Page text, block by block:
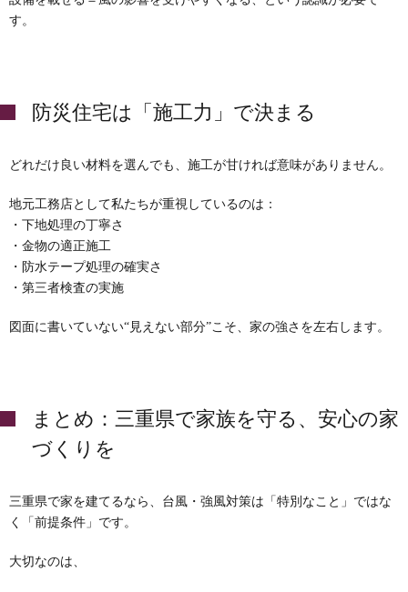
す。
防災住宅は「施工力」で決まる
どれだけ良い材料を選んでも、施工が甘ければ意味がありません。
地元工務店として私たちが重視しているのは：
・下地処理の丁寧さ
・金物の適正施工
・防水テープ処理の確実さ
・第三者検査の実施
図面に書いていない“見えない部分”こそ、家の強さを左右します。
まとめ：三重県で家族を守る、安心の家
づくりを
三重県で家を建てるなら、台風・強風対策は「特別なこと」ではな
く「前提条件」です。
大切なのは、